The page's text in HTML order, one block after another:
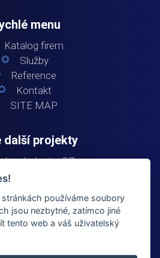
menu
Katalog firem
Služby
Reference
Kontakt
SITE MAP
další projekty
Industry CZ
Industry SK
Fokus Building
používáme soubory
jsou nezbytné, zatímco jiné
tento web a váš uživatelský